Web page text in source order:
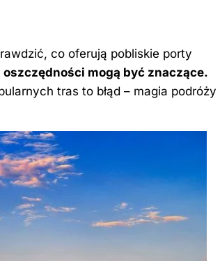
co oferują pobliskie porty
mogą być znaczące.
tras to błąd – magia podróży